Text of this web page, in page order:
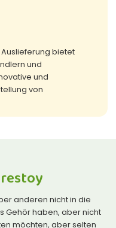
bietet
und
und
von
anderen nicht in die
Gehör haben, aber nicht
möchten, aber selten